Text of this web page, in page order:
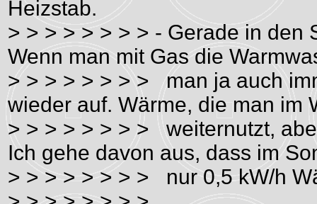
Heizstab.
> > > > > > > > - Gerade in den
Wenn man mit Gas die
> > > > > > > > man ja auch
wieder auf. Wärme, die man im
> > > > > > > > weiternutzt,
Ich gehe davon aus, dass im
> > > > > > > > nur 0,5 kW/h